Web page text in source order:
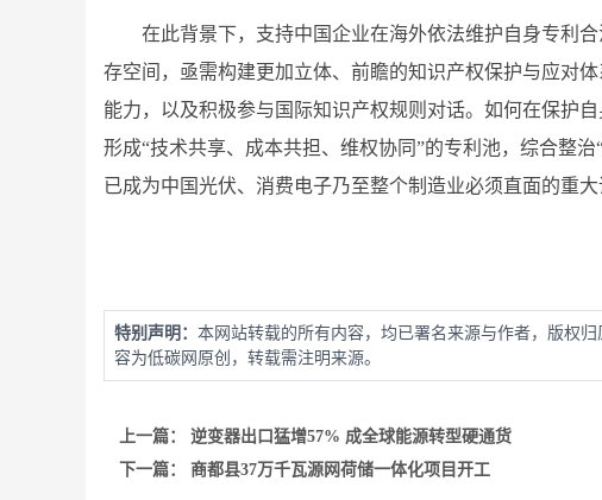
在此背景下，支持中国企业在海外依法维护自身专利
存空间，亟需构建更加立体、前瞻的知识产权保护与应对
能力，以及积极参与国际知识产权规则对话。如何在保护
形成“技术共享、成本共担、维权协同”的专利池，综合整治
已成为中国光伏、消费电子乃至整个制造业必须直面的重大
特别声明： 本网站转载的所有内容，均已署名来源与作者，版权
容为低碳网原创，转载需注明来源。
上一篇： 逆变器出口猛增57% 成全球能源转型硬通货
下一篇： 商都县37万千瓦源网荷储一体化项目开工